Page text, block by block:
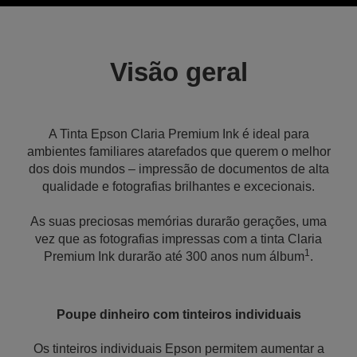
Visão geral
A Tinta Epson Claria Premium Ink é ideal para
ambientes familiares atarefados que querem o melhor
dos dois mundos – impressão de documentos de alta
qualidade e fotografias brilhantes e excecionais.
As suas preciosas memórias durarão gerações, uma
vez que as fotografias impressas com a tinta Claria
Premium Ink durarão até 300 anos num álbum1.
Poupe dinheiro com tinteiros individuais
Os tinteiros individuais Epson permitem aumentar a